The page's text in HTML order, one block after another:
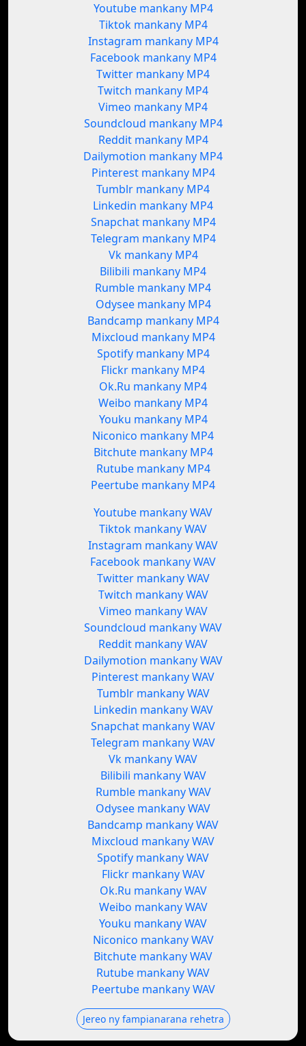
Youtube mankany MP4
Tiktok mankany MP4
Instagram mankany MP4
Facebook mankany MP4
Twitter mankany MP4
Twitch mankany MP4
Vimeo mankany MP4
Soundcloud mankany MP4
Reddit mankany MP4
Dailymotion mankany MP4
Pinterest mankany MP4
Tumblr mankany MP4
Linkedin mankany MP4
Snapchat mankany MP4
Telegram mankany MP4
Vk mankany MP4
Bilibili mankany MP4
Rumble mankany MP4
Odysee mankany MP4
Bandcamp mankany MP4
Mixcloud mankany MP4
Spotify mankany MP4
Flickr mankany MP4
Ok.Ru mankany MP4
Weibo mankany MP4
Youku mankany MP4
Niconico mankany MP4
Bitchute mankany MP4
Rutube mankany MP4
Peertube mankany MP4
Youtube mankany WAV
Tiktok mankany WAV
Instagram mankany WAV
Facebook mankany WAV
Twitter mankany WAV
Twitch mankany WAV
Vimeo mankany WAV
Soundcloud mankany WAV
Reddit mankany WAV
Dailymotion mankany WAV
Pinterest mankany WAV
Tumblr mankany WAV
Linkedin mankany WAV
Snapchat mankany WAV
Telegram mankany WAV
Vk mankany WAV
Bilibili mankany WAV
Rumble mankany WAV
Odysee mankany WAV
Bandcamp mankany WAV
Mixcloud mankany WAV
Spotify mankany WAV
Flickr mankany WAV
Ok.Ru mankany WAV
Weibo mankany WAV
Youku mankany WAV
Niconico mankany WAV
Bitchute mankany WAV
Rutube mankany WAV
Peertube mankany WAV
Jereo ny fampianarana rehetra